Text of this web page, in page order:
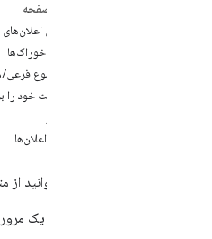
در این صفحه
نمای کلی
انواع خوراک‌ها
یک موضوع فرعی/
درخواست خود را
دریافت اعلان‌ها
شما می‌توانید
این مقاله یک